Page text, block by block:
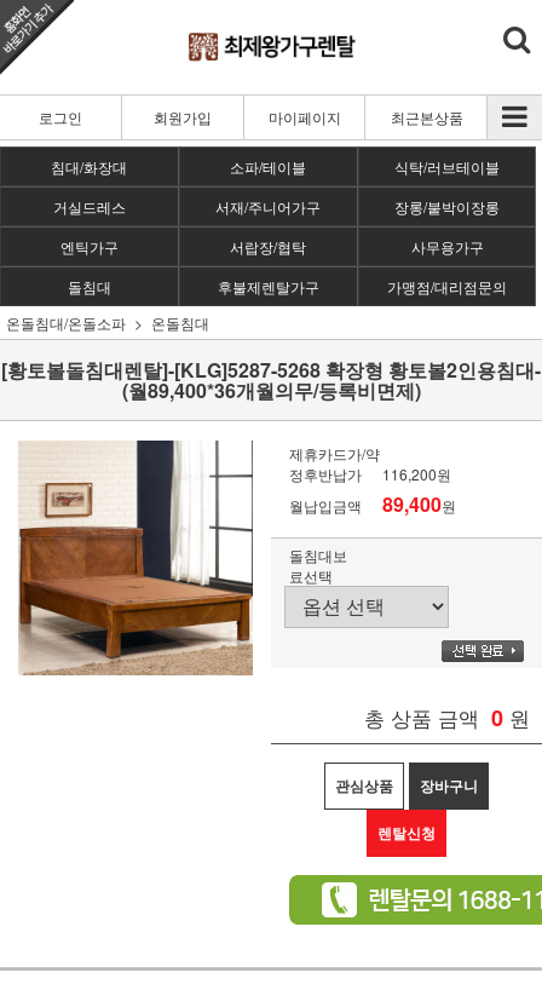
로그인 회원가입 마이페이지 최근본상품
침대/화장대 소파/테이블
식탁/러브테이블
거실드레스
서재/주니어가구
장롱/붙박이장롱
엔틱가구
서랍장/협탁
사무용가구
돌침대
후불제렌탈가구
가맹점/대리점문의
온돌침대/온돌소파
온돌침대
[황토볼돌침대렌탈]-[KLG]5287-5268 확장형 황토볼2인용침대-
(월89,400*36개월의무/등록비면제)
제휴카드가/약
정후반납가
116,200원
월납입금액
89,400원
돌침대보
료선택
총 상품 금액 0 원
관심상품 장바구니
렌탈신청